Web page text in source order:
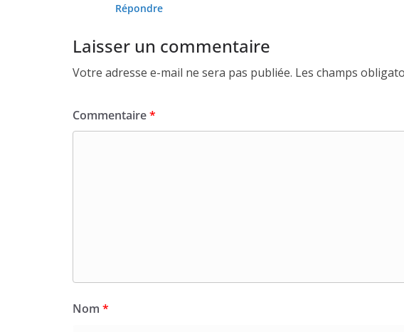
Répondre
Laisser un commentaire
Votre adresse e-mail ne sera pas publiée. Les champs
Commentaire*
Nom *